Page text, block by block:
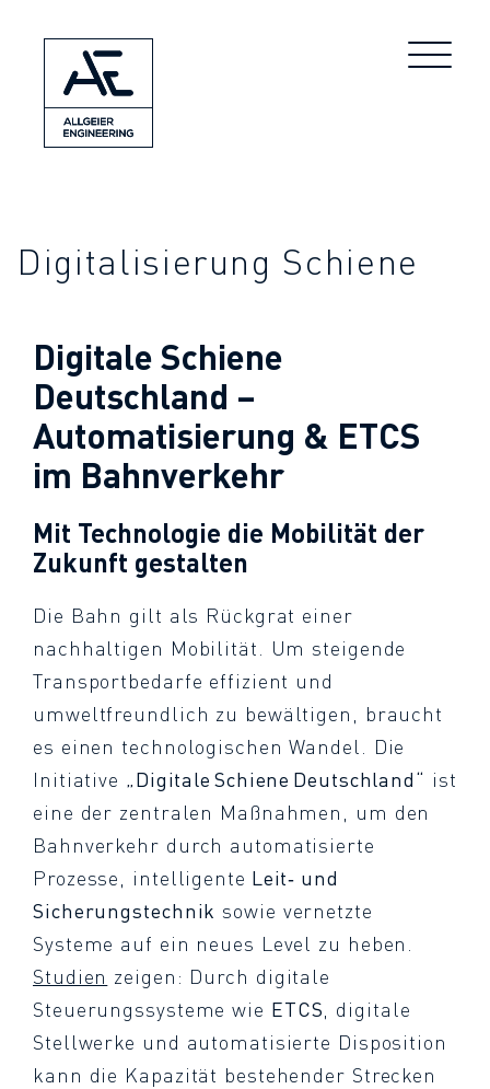
Digitalisierung Schiene
Digitale Schiene
Deutschland –
Automatisierung & ETCS
im Bahnverkehr
Mit Technologie die Mobilität der
Zukunft gestalten
Die Bahn gilt als Rückgrat einer
nachhaltigen Mobilität. Um steigende
Transportbedarfe effizient und
umweltfreundlich zu bewältigen, braucht
es einen technologischen Wandel. Die
Initiative „Digitale Schiene Deutschland“ ist
eine der zentralen Maßnahmen, um den
Bahnverkehr durch automatisierte
Prozesse, intelligente Leit‑ und
Sicherungstechnik sowie vernetzte
Systeme auf ein neues Level zu heben.
Studien zeigen: Durch digitale
Steuerungssysteme wie ETCS , digitale
Stellwerke und automatisierte Disposition
kann die Kapazität bestehender Strecken